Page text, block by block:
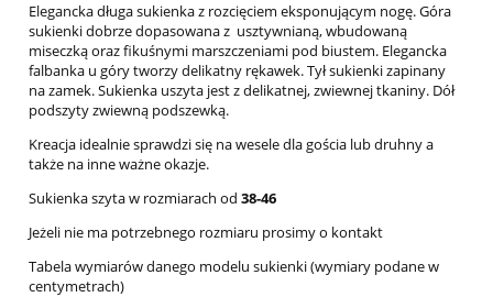
Elegancka długa sukienka z rozcięciem eksponującym nogę. Góra
sukienki dobrze dopasowana z usztywnianą, wbudowaną
miseczką oraz fikuśnymi marszczeniami pod biustem. Elegancka
falbanka u góry tworzy delikatny rękawek. Tył sukienki zapinany
na zamek. Sukienka uszyta jest z delikatnej, zwiewnej tkaniny. Dół
podszyty zwiewną podszewką.
Kreacja idealnie sprawdzi się na wesele dla gościa lub druhny a
także na inne ważne okazje.
Sukienka szyta w rozmiarach od 38-46
Jeżeli nie ma potrzebnego rozmiaru prosimy o kontakt
Tabela wymiarów danego modelu sukienki (wymiary podane w
centymetrach)